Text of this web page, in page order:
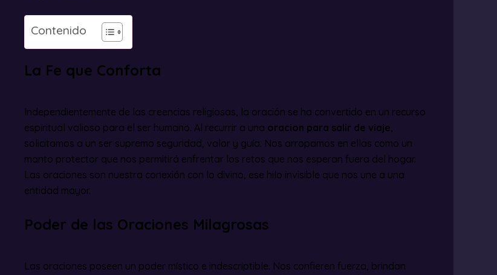
Contenido
La Fe que Conforta
Independientemente de las creencias religiosas, la oración se ha convertido en un recurso
espiritual valioso para el ser humano. Al recurrir a una oracion para salir de viaje,
solicitamos a un ser supremo seguridad, valor y guía. Nos arropamos en ellas como un
manto protector que nos permitirá enfrentar los retos que nos esperan fuera del hogar.
Las oraciones son nuestra conexión con lo divino, ese hilo invisible que nos une a una
entidad mayor.
Poder de las Oraciones Milagrosas
Las oraciones poseen un poder místico e indescriptible. Nos confieren fuerza, brindan